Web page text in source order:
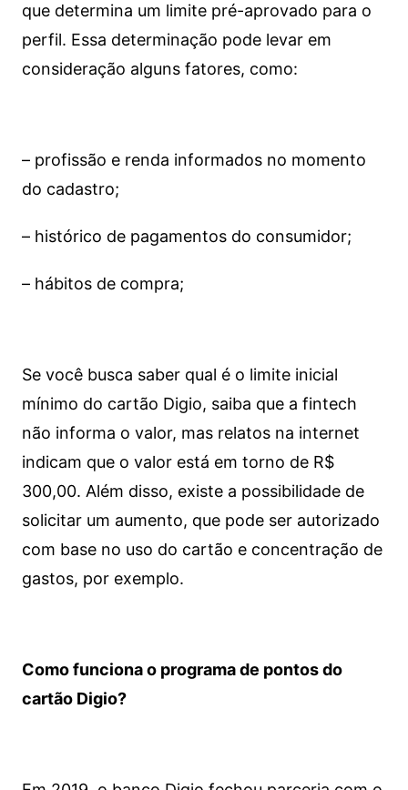
que determina um limite pré-aprovado para o
perfil. Essa determinação pode levar em
consideração alguns fatores, como:
– profissão e renda informados no momento
do cadastro;
– histórico de pagamentos do consumidor;
– hábitos de compra;
Se você busca saber qual é o limite inicial
mínimo do cartão Digio, saiba que a fintech
não informa o valor, mas relatos na internet
indicam que o valor está em torno de R$
300,00. Além disso, existe a possibilidade de
solicitar um aumento, que pode ser autorizado
com base no uso do cartão e concentração de
gastos, por exemplo.
Como funciona o programa de pontos do
cartão Digio?